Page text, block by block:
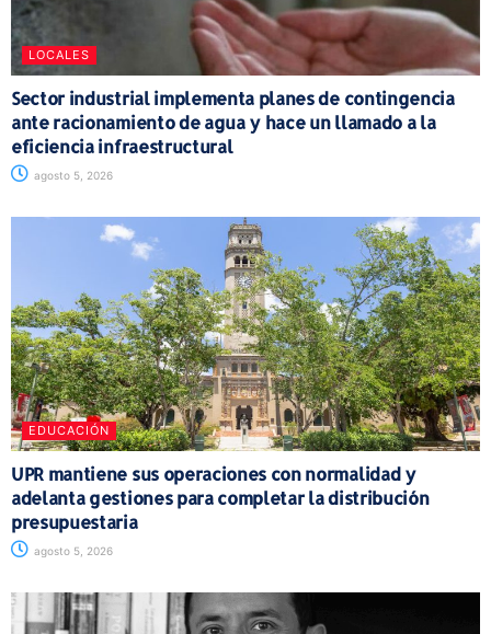
LOCALES
Sector industrial implementa planes de contingencia
ante racionamiento de agua y hace un llamado a la
eficiencia infraestructural
agosto 5, 2026
EDUCACIÓN
UPR mantiene sus operaciones con normalidad y
adelanta gestiones para completar la distribución
presupuestaria
agosto 5, 2026